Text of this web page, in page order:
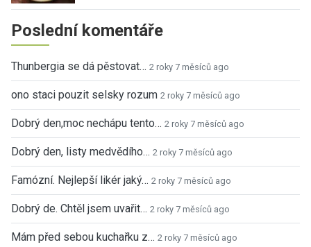
Poslední komentáře
Thunbergia se dá pěstovat… 2 roky 7 měsíců ago
ono staci pouzit selsky rozum 2 roky 7 měsíců ago
Dobrý den,moc nechápu tento… 2 roky 7 měsíců ago
Dobrý den, listy medvědího… 2 roky 7 měsíců ago
Famózní. Nejlepší likér jaký… 2 roky 7 měsíců ago
Dobrý de. Chtěl jsem uvařit… 2 roky 7 měsíců ago
Mám před sebou kuchařku z… 2 roky 7 měsíců ago